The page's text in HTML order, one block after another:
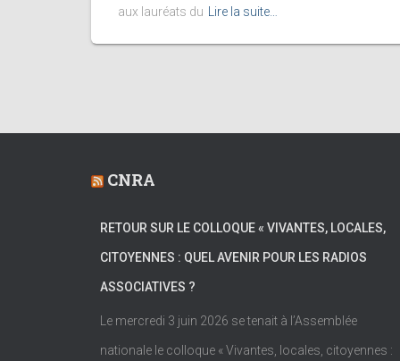
aux lauréats du
Lire la suite…
CNRA
RETOUR SUR LE COLLOQUE « VIVANTES, LOCALES,
CITOYENNES : QUEL AVENIR POUR LES RADIOS
ASSOCIATIVES ?
Le mercredi 3 juin 2026 se tenait à l’Assemblée
nationale le colloque « Vivantes, locales, citoyennes :